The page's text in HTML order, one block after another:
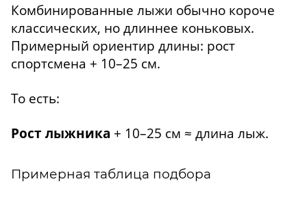
Комбинированные лыжи обычно короче
классических, но длиннее коньковых.
Примерный ориентир длины: рост
спортсмена + 10–25 см.
То есть:
Рост лыжника + 10–25 см ≈ длина лыж.
Примерная таблица подбора